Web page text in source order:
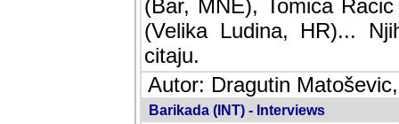
(Bar, MNE), Tomica
(Velika Ludina, HR)...
citaju.
Autor: Dragutin
Barikada (INT) - Interviews